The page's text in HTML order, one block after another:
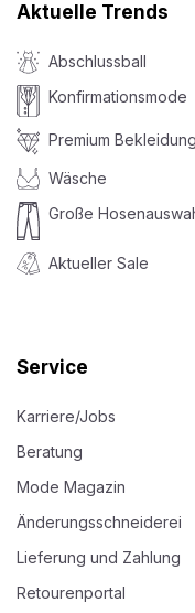
Aktuelle Trends
Abschlussball
Konfirmationsmode
Premium Bekleidung
Wäsche
Große
Aktueller Sale
Service
Karriere/Jobs
Beratung
Mode Magazin
Änderungsschneiderei
Lieferung und Zahlung
Retourenportal